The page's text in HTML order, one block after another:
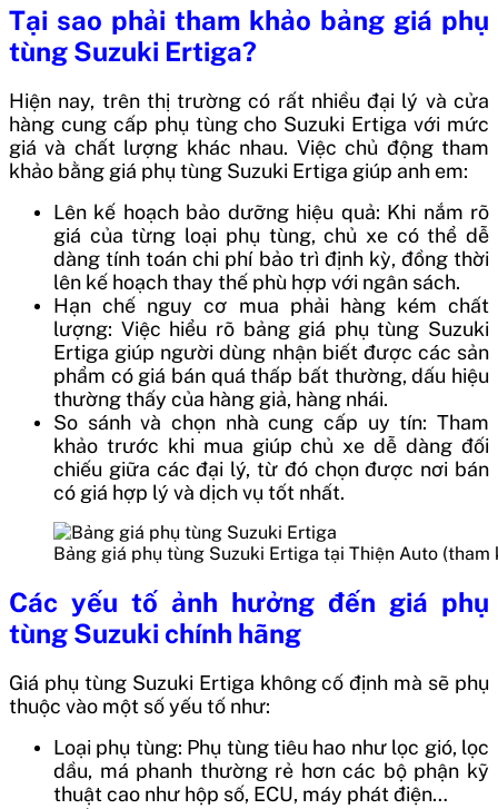
Tại sao phải tham khảo bảng giá phụ
tùng Suzuki Ertiga?
Hiện nay, trên thị trường có rất nhiều đại lý và cửa
hàng cung cấp phụ tùng cho Suzuki Ertiga với mức
giá và chất lượng khác nhau. Việc chủ động tham
khảo bằng giá phụ tùng Suzuki Ertiga giúp anh em:
Lên kế hoạch bảo dưỡng hiệu quả: Khi nắm rõ
giá của từng loại phụ tùng, chủ xe có thể dễ
dàng tính toán chi phí bảo trì định kỳ, đồng thời
lên kế hoạch thay thế phù hợp với ngân sách.
Hạn chế nguy cơ mua phải hàng kém chất
lượng: Việc hiểu rõ bảng giá phụ tùng Suzuki
Ertiga giúp người dùng nhận biết được các sản
phẩm có giá bán quá thấp bất thường, dấu hiệu
thường thấy của hàng giả, hàng nhái.
So sánh và chọn nhà cung cấp uy tín: Tham
khảo trước khi mua giúp chủ xe dễ dàng đối
chiếu giữa các đại lý, từ đó chọn được nơi bán
có giá hợp lý và dịch vụ tốt nhất.
Bảng giá phụ tùng Suzuki Ertiga tại Thiện Auto (tham
Các yếu tố ảnh hưởng đến giá phụ
tùng Suzuki chính hãng
Giá phụ tùng Suzuki Ertiga không cố định mà sẽ phụ
thuộc vào một số yếu tố như:
Loại phụ tùng: Phụ tùng tiêu hao như lọc gió, lọc
dầu, má phanh thường rẻ hơn các bộ phận kỹ
thuật cao như hộp số, ECU, máy phát điện…